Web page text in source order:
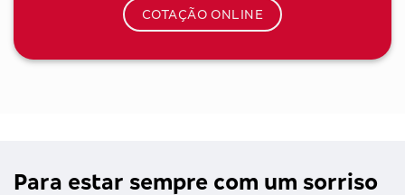
COTAÇÃO ONLINE
Para estar sempre com um sorriso